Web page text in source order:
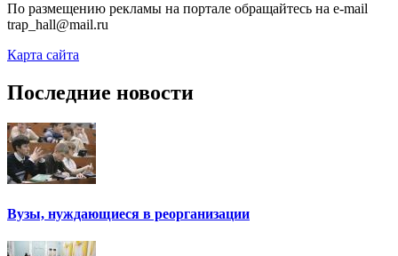
По размещению рекламы на портале обращайтесь на e-mail
trap_hall@mail.ru
Карта сайта
Последние новости
Вузы, нуждающиеся в реорганизации